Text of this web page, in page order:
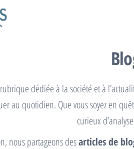
dédiée à la société et à
au quotidien. Que vous soyez en
curieux
nous partageons desarticles de